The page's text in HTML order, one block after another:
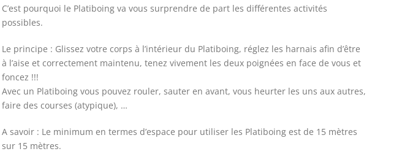
C’est pourquoi le Platiboing va vous surprendre de part les différentes activités
possibles.
Le principe : Glissez votre corps à l’intérieur du Platiboing, réglez les harnais afin d’être
à l’aise et correctement maintenu, tenez vivement les deux poignées en face de vous et
foncez !!!
Avec un Platiboing vous pouvez rouler, sauter en avant, vous heurter les uns aux autres,
faire des courses (atypique), …
A savoir : Le minimum en termes d’espace pour utiliser les Platiboing est de 15 mètres
sur 15 mètres.